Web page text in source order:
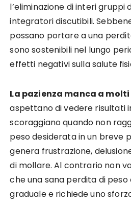
l’eliminazione di interi gruppi
integratori discutibili.
possano portare a una
sono sostenibili nel lungo
effetti negativi sulla salute
La pazienza manca a
aspettano di vedere risultati
scoraggiano quando non
peso desiderata in un breve
genera frustrazione,
di mollare. Al contrario non
che una sana perdita di peso
graduale e richiede uno